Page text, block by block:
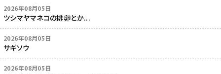
2026年08月05日
ツシマヤマネコの排卵とか...
2026年08月05日
サギソウ
2026年08月05日